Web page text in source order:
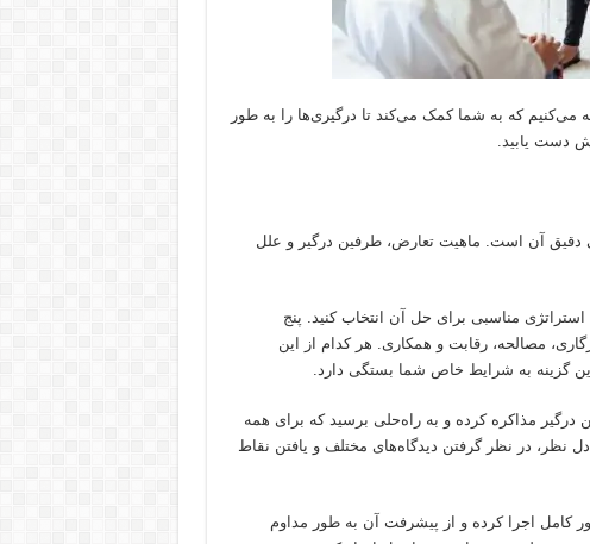
می‌کنیم که به شما کمک می‌کند تا درگیری‌ها را به طور
دست یابید.
آن است. ماهیت تعارض، طرفین درگیر و علل
مناسبی برای حل آن انتخاب کنید. پنج
مصالحه، رقابت و همکاری. هر کدام از این
گزینه به شرایط خاص شما بستگی دارد.
درگیر مذاکره کرده و به راه‌حلی برسید که برای همه
نظر، در نظر گرفتن دیدگاه‌های مختلف و یافتن نقاط
کامل اجرا کرده و از پیشرفت آن به طور مداوم